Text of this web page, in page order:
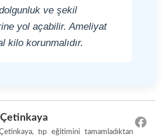
ve şekil
yol açabilir. Ameliyat
kilo korunmalıdır.
tıp eğitimini tamamladıktan